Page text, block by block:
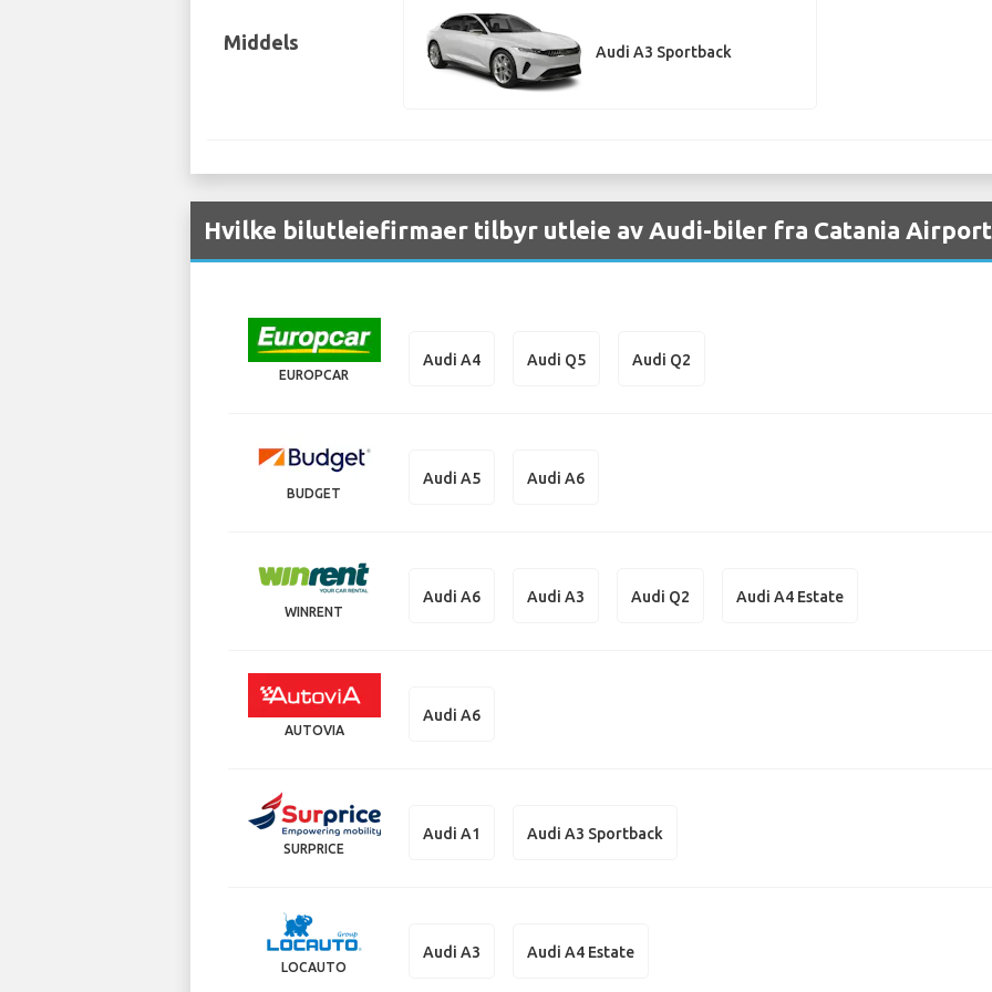
Middels Audi A3 Sportback
Hvilke bilutleiefirmaer tilbyr utleie av Audi-biler fra Catania
EUROPCAR
Audi A4 Audi Q5 Audi Q2
BUDGET
Audi A5 Audi A6
WINRENT
Audi A6 Audi A3 Audi Q2 Audi A4 Estate
AUTOVIA
Audi A6
SURPRICE
Audi A1 Audi A3 Sportback
LOCAUTO
Audi A3 Audi A4 Estate